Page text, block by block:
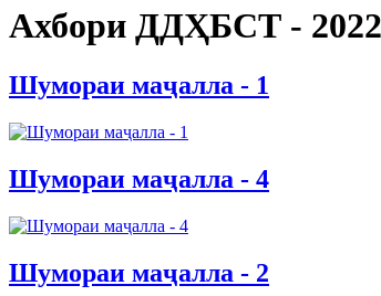
Ахбори ДДҲБСТ - 2022
Шумораи маҷалла - 1
Шумораи маҷалла - 4
Шумораи маҷалла - 2